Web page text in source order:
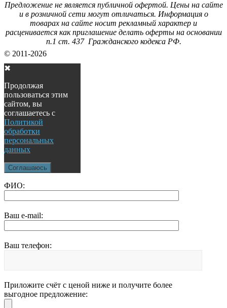
Предложение не является публичной офертой. Цены на сайте
и в розничной сети могут отличаться. Информация о
товарах на сайте носит рекламный характер и
расценивается как приглашение делать оферты на основании
п.1 ст. 437 Гражданского кодекса РФ.
© 2011-2026
✖
Продолжая
пользоваться этим
сайтом, вы
соглашаетесь с
Политикой
обработки
персональных
данных
Соглашаюсь
ФИО:
Ваш e-mail:
Ваш телефон:
Приложите счёт с ценой ниже и получите более
выгодное предложение: